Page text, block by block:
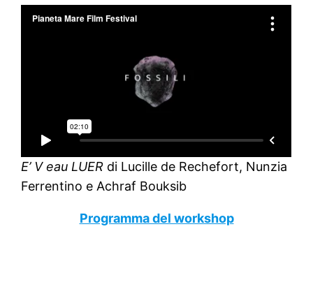
E’ V eau LUER di Lucille de Rechefort, Nunzia
Ferrentino e Achraf Bouksib
Programma del workshop